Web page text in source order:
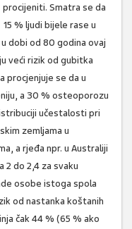
procijeniti. Smatra se da
15 % ljudi bijele rase u
dobi od 80 godina ovaj
veći rizik od gubitka
procjenjuje se da u
a 30 % osteoporozu
učestalosti pri
zemljama u
a rjeđa npr. u Australiji
2 do 2,4 za svaku
osobe istoga spola
od nastanka koštanih
čak 44 % (65 % ako